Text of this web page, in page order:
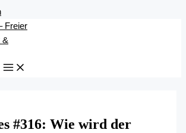
#316: Wie wird der